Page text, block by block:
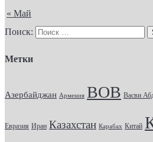
« Май
Поиск:
Метки
Азербайджан Армения ВОВ Васви
Евразия Иран Казахстан Карабах Китай